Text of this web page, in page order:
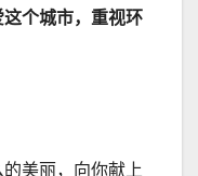
个城市，重视环
美丽，向你献上